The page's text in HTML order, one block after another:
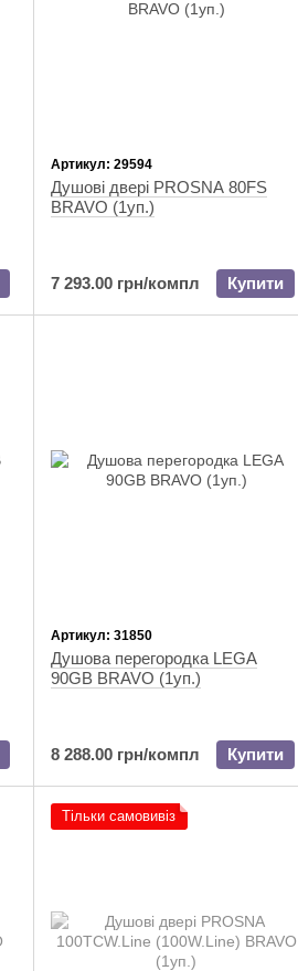
Артикул: 29594
Душові двері PROSNA 80FS
BRAVO (1уп.)
7 293.00 грн/компл Купити
Артикул: 31850
Душова перегородка LEGA
90GB BRAVO (1уп.)
8 288.00 грн/компл Купити
Тільки самовивіз